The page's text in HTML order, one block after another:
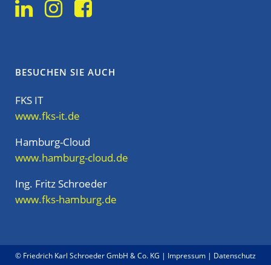
BESUCHEN SIE AUCH
FKS IT
www.fks-it.de
Hamburg-Cloud
www.hamburg-cloud.de
Ing. Fritz Schroeder
www.fks-hamburg.de
© Friedrich Karl Schroeder GmbH & Co. KG | Impressum | Datenschutz